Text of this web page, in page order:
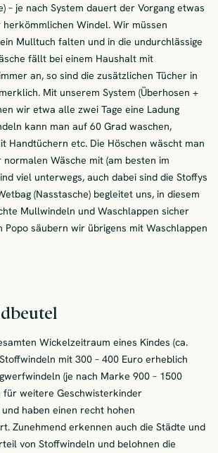
– je nach System dauert der Vorgang etwas
Windel. Wir müssen
Mulltuch falten und in die undurchlässige
fällt bei einem Haushalt mit
an, so sind die zusätzlichen Tücher in
Mit unserem System (Überhosen +
wir etwa alle zwei Tage eine Ladung
kann man auf 60 Grad waschen,
Handtüchern etc. Die Höschen wäscht man
Wäsche mit (am besten im
viel unterwegs, auch dabei sind die Stoffys
(Nasstasche) begleitet uns, in diesem
Mullwindeln und Waschlappen sicher
säubern wir übrigens mit Waschlappen
Wickelzeitraum eines Kindes (ca.
mit 300 – 400 Euro erheblich
(je nach Marke 900 – 1500
für weitere Geschwisterkinder
haben einen recht hohen
Zunehmend erkennen auch die Städte und
von Stoffwindeln und belohnen die